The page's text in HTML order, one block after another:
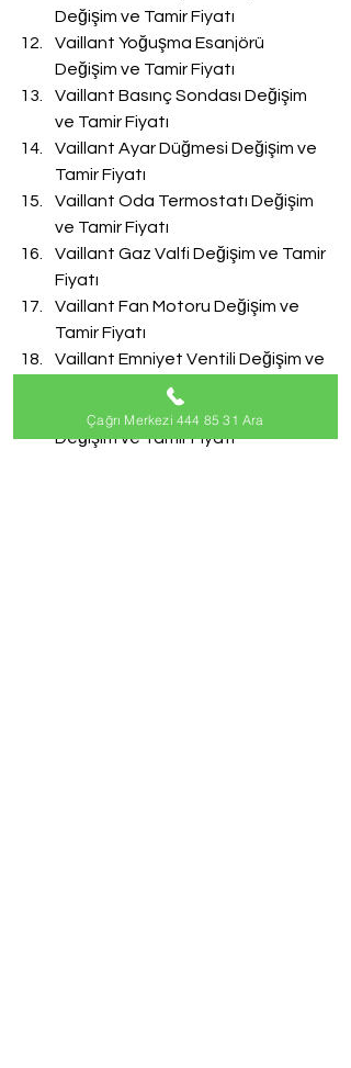
Değişim ve Tamir Fiyatı
Vaillant Yoğuşma Esanjörü
Değişim ve Tamir Fiyatı
Vaillant Basınç Sondası Değişim
ve Tamir Fiyatı
Vaillant Ayar Düğmesi Değişim ve
Tamir Fiyatı
Vaillant Oda Termostatı Değişim
ve Tamir Fiyatı
Vaillant Gaz Valfi Değişim ve Tamir
Fiyatı
Vaillant Fan Motoru Değişim ve
Tamir Fiyatı
Vaillant Emniyet Ventili Değişim ve
Vaillant Doldurma Musluğu
Değişim ve Tamir Fiyatı
Çağrı Merkezi 444 85 31 Ara